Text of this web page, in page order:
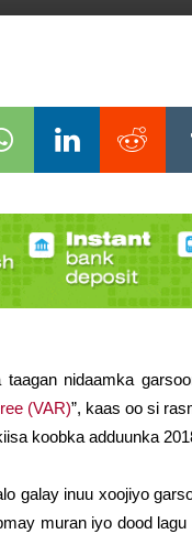
nidaamka
(VAR)”, kaas oo si
koobka adduunka
galay inuu xoojiyo
muran iyo dood